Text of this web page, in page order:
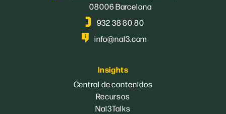
08006 Barcelona
932 38 80 80
info@nal3.com
Insights
Central de contenidos
Recursos
Nal3Talks